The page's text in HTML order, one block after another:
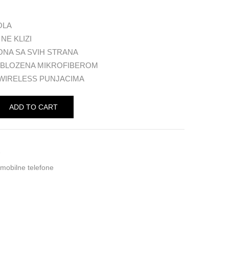
KLIZI
SA SVIH STRANA
MIKROFIBEROM
PUNJACIMA
ADD TO CART
telefone